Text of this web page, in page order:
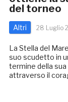
del torneo
Altri 28 Luglio
La Stella del
suo scudetto in
termine della
attraverso il